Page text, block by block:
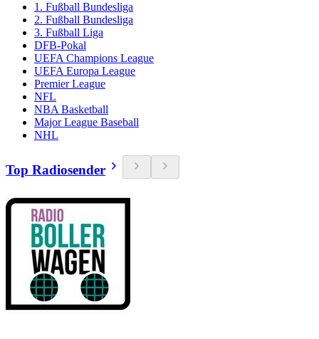
1. Fußball Bundesliga
2. Fußball Bundesliga
3. Fußball Liga
DFB-Pokal
UEFA Champions League
UEFA Europa League
Premier League
NFL
NBA Basketball
Major League Baseball
NHL
Top Radiosender